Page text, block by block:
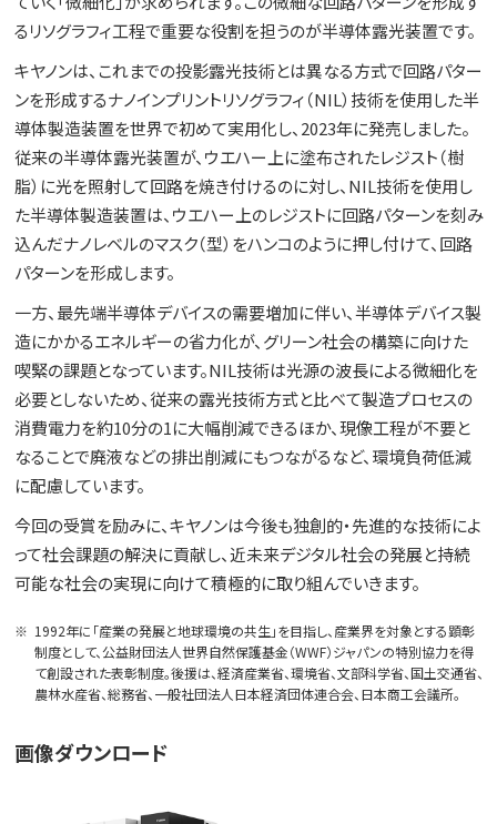
るリソグラフィ工程で重要な役割を担うのが半導体露光装置です。
キヤノンは、これまでの投影露光技術とは異なる方式で回路パター
ンを形成するナノインプリントリソグラフィ（NIL）技術を使用した半
導体製造装置を世界で初めて実用化し、2023年に発売しました。
従来の半導体露光装置が、ウエハー上に塗布されたレジスト（樹
脂）に光を照射して回路を焼き付けるのに対し、NIL技術を使用し
た半導体製造装置は、ウエハー上のレジストに回路パターンを刻み
込んだナノレベルのマスク（型）をハンコのように押し付けて、回路
パターンを形成します。
一方、最先端半導体デバイスの需要増加に伴い、半導体デバイス製
造にかかるエネルギーの省力化が、グリーン社会の構築に向けた
喫緊の課題となっています。NIL技術は光源の波長による微細化を
必要としないため、従来の露光技術方式と比べて製造プロセスの
消費電力を約10分の1に大幅削減できるほか、現像工程が不要と
なることで廃液などの排出削減にもつながるなど、環境負荷低減
に配慮しています。
今回の受賞を励みに、キヤノンは今後も独創的・先進的な技術によ
って社会課題の解決に貢献し、近未来デジタル社会の発展と持続
可能な社会の実現に向けて積極的に取り組んでいきます。
※ 1992年に「産業の発展と地球環境の共生」を目指し、産業界を対象とする顕彰
制度として、公益財団法人世界自然保護基金（WWF）ジャパンの特別協力を得
て創設された表彰制度。後援は、経済産業省、環境省、文部科学省、国土交通省、
農林水産省、総務省、一般社団法人日本経済団体連合会、日本商工会議所。
画像ダウンロード